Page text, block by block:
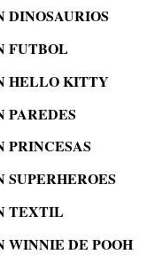
DINOSAURIOS
FUTBOL
HELLO KITTY
PAREDES
PRINCESAS
SUPERHEROES
TEXTIL
WINNIE DE POOH